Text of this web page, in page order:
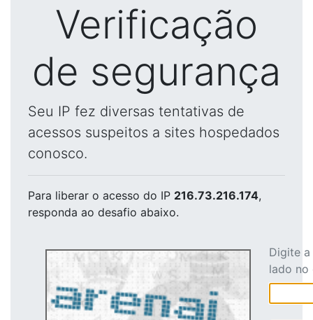
Verificação
de segurança
Seu IP fez diversas tentativas de
acessos suspeitos a sites hospedados
conosco.
Para liberar o acesso do IP 216.73.216.174,
responda ao desafio abaixo.
Digite
lado no